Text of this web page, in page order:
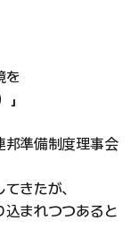
を
邦準備制度理事会
きたが、
込まれつつあると